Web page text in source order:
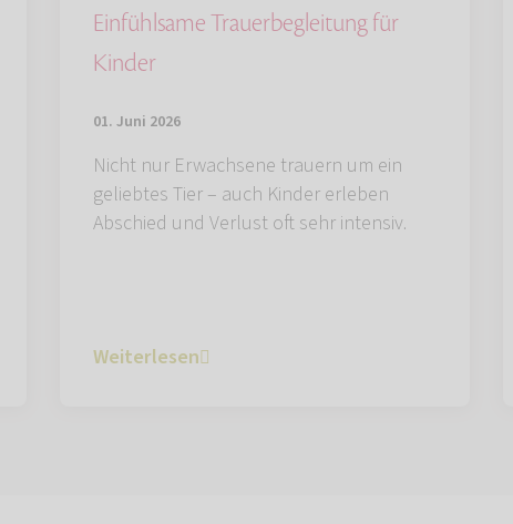
Einfühlsame Trauerbegleitung für
Kinder
01. Juni 2026
Nicht nur Erwachsene trauern um ein
geliebtes Tier – auch Kinder erleben
Abschied und Verlust oft sehr intensiv.
Weiterlesen